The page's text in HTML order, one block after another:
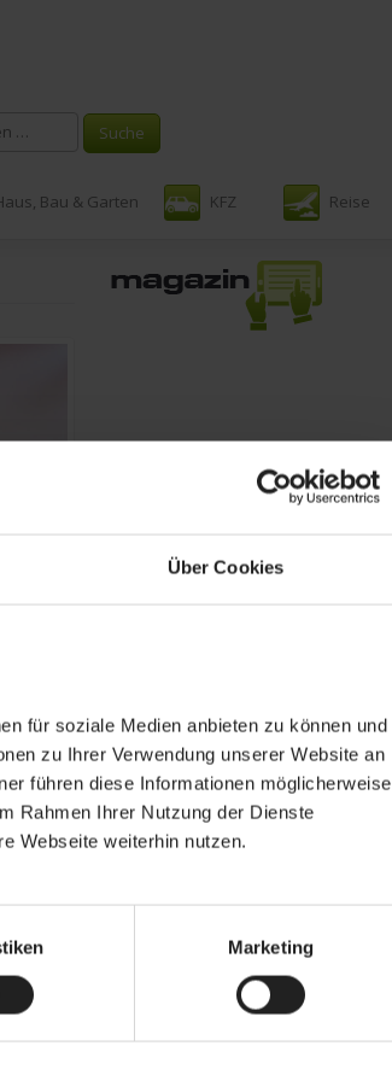
Über Cookies
für soziale Medien anbieten zu können und
zu Ihrer Verwendung unserer Website an
führen diese Informationen möglicherweise
Rahmen Ihrer Nutzung der Dienste
Webseite weiterhin nutzen.
Marketing
Bau & Garten KFZ Reise
sich